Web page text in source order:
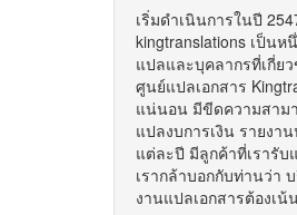
เริ่มดำเนินการในปี
kingtranslations เป็น
แปลและบุคลากรที่เกี่ย
ศูนย์แปลเอกสาร
แน่นอน มีขีดความสาม
แปลงบการเงิน รายงา
แต่ละปี มีลูกค้าที่เรารั
เรากล้าบอกกับท่านว่า
งานแปลเอกสารต้องเ